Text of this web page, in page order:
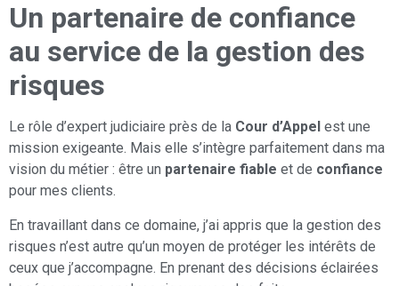
Un partenaire de confiance
au service de la gestion des
risques
Le rôle d’expert judiciaire près de la Cour d’Appel est une
mission exigeante. Mais elle s’intègre parfaitement dans ma
vision du métier : être un partenaire fiable et de confiance
pour mes clients.
En travaillant dans ce domaine, j’ai appris que la gestion des
risques n’est autre qu’un moyen de protéger les intérêts de
ceux que j’accompagne. En prenant des décisions éclairées